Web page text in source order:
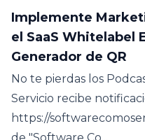
Implemente
el SaaS Whitelabel
Generador de QR
No te pierdas los
Servicio recibe
https://
de "Software Co...